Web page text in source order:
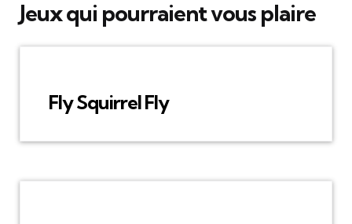
Jeux qui pourraient vous plaire
Fly Squirrel Fly